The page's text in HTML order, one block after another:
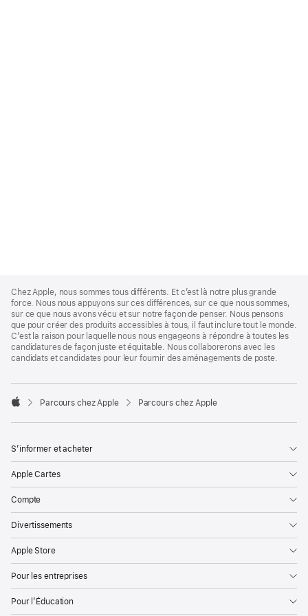
Footer
Chez Apple, nous sommes tous différents. Et c’est là notre plus grande
force. Nous nous appuyons sur ces différences, sur ce que nous sommes,
sur ce que nous avons vécu et sur notre façon de penser. Nous pensons
que pour créer des produits accessibles à tous, il faut inclure tout le monde.
C’est la raison pour laquelle nous nous engageons à répondre à toutes les
candidatures de façon juste et équitable. Nous collaborerons avec les
candidats et candidates pour leur fournir des aménagements de poste.

Parcours chez Apple Parcours chez Apple
S’informer et acheter
Apple Cartes
Compte
Divertissements
Apple Store
Pour les entreprises
Pour l’Éducation